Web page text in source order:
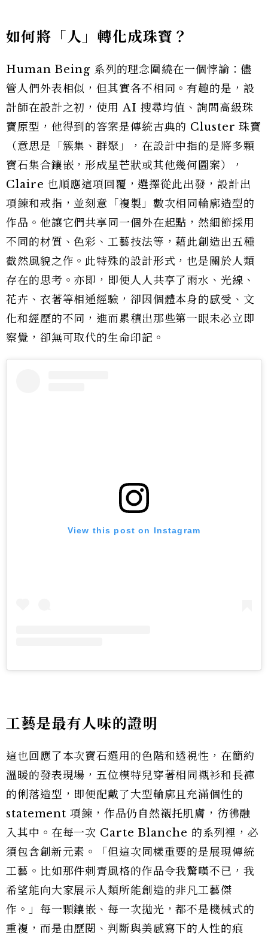
如何將「人」轉化成珠寶？
Human Being 系列的理念圍繞在一個悖論：儘
管人們外表相似，但其實各不相同。有趣的是，設
計師在設計之初，使用 AI 搜尋均值、詢問高級珠
寶原型，他得到的答案是傳統古典的 Cluster 珠寶
（意思是「簇集、群聚」，在設計中指的是將多顆
寶石集合鑲嵌，形成星芒狀或其他幾何圖案），
Claire 也順應這項回覆，選擇從此出發，設計出
項鍊和戒指，並刻意「複製」數次相同輪廓造型的
作品。他讓它們共享同一個外在起點，然細節採用
不同的材質、色彩、工藝技法等，藉此創造出五種
截然風貌之作。此特殊的設計形式，也是關於人類
存在的思考。亦即，即便人人共享了雨水、光線、
花卉、衣著等相通經驗，卻因個體本身的感受、文
化和經歷的不同，進而累積出那些第一眼未必立即
察覺，卻無可取代的生命印記。
View this post on Instagram
工藝是最有人味的證明
這也回應了本次寶石選用的色階和透視性，在簡約
溫暖的發表現場，五位模特兒穿著相同襯衫和長褲
的俐落造型，即便配戴了大型輪廓且充滿個性的
statement 項鍊，作品仍自然襯托肌膚，彷彿融
入其中。在每一次 Carte Blanche 的系列裡，必
須包含創新元素。「但這次同樣重要的是展現傳統
工藝。比如那件刺青風格的作品令我驚嘆不已，我
希望能向大家展示人類所能創造的非凡工藝傑
作。」每一顆鑲嵌、每一次拋光，都不是機械式的
重複，而是由歷閱、判斷與美感寫下的人性的痕